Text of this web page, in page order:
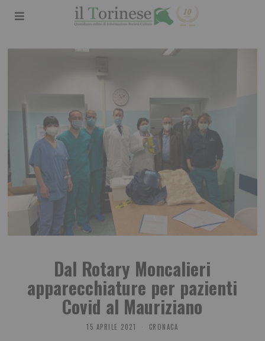
Dal Rotary Moncalieri
apparecchiature per pazienti
Covid al Mauriziano
15 APRILE 2021 CRONACA